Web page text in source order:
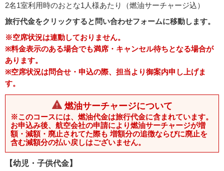
2名1室利用時のおとな1人様あたり（燃油サーチャージ込）
旅行代金をクリックすると問い合わせフォームに移動します。
※空席状況は連動しておりません。
※料金表示のある場合でも満席・キャンセル待ちとなる場合が
あります。
※空席状況は問合せ・申込の際、担当より御案内申し上げま
す。
燃油サーチャージについて
※このコースには、燃油代金は旅行代金に含まれています。
お申込み後、航空会社の申請により燃油サーチャージが増
額・減額・廃止されてた際も 増額分の追徴ならびに廃止を
含む減額分の払い戻しはございません。
【幼児・子供代金】